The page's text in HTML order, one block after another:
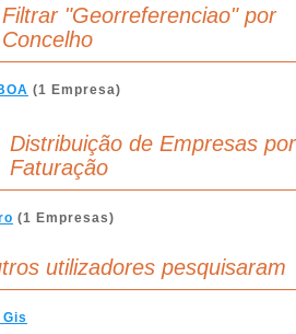
Filtrar "Georreferenciao" por
Concelho
(1 Empresa)
Distribuição de Empresas por
Faturação
(1 Empresas)
utilizadores pesquisaram